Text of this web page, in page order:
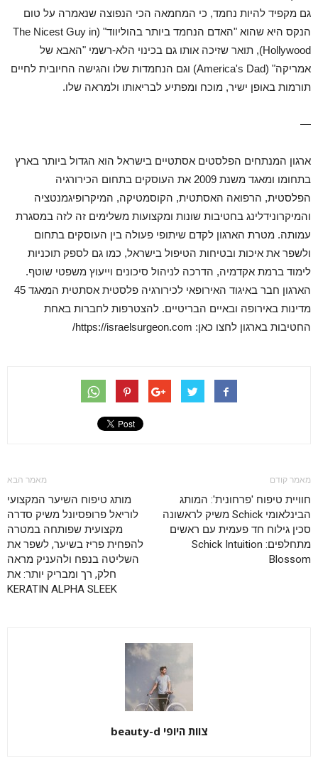
גם מקפיד להיות נחמד, כי המחמאה הכי הנפוצה שנאמרה על טום
הנקס היא שהוא "האדם הנחמד ביותר בהוליווד" (The Nicest Guy in
Hollywood), תואר שזיכה אותו גם בכינוי הלא-רשמי "האבא של
אמריקה" (America's Dad) וגם הנחמדות שלו והגישה החיובית לחיים
תורמות באופן ישיר, מוכח ומפתיע לבריאותו ולמראה שלו.
—
ארגון המנתחים הפלסטים אסתטיים בישראל הוא הגדול ביותר בארץ
בתחומו ומאגד משנת 2009 את העוסקים בתחום הכירורגיה
הפלסטית, הרפואה האסתטית, הקוסמטיקה, המיקרופיגמנטציה
והמיקרונידלינג בחטיבות שונות ומקצועות משלימים זה לזה במסגרת
עמותה. מטרת הארגון לקדם שיתופי פעולה בין העוסקים בתחום
ולשפר את איכות ובטיחות הטיפול בישראל, כמו גם לספק תוכניות
לימוד ברמת אקדמיה, הדרכה לניהול סיכונים וייעוץ משפטי שוטף.
הארגון חבר באיגוד האירופאי לכירורגיה פלסטית אסתטית המאגד 45
מדינות באירופה ובאיים הבריטיים. להצטרפות לחברות באחת
החטיבות בארגון לחצו כאן: https://israelsurgeon.com/
מאמר קודם
חוויית טיפוח 'פרחונית': המותג
הבינלאומי Schick משיק לראשונה
סכין גילוח חד פעמית עם ראשים
מתחלפים: Schick Intuition
Blossom
מאמר הבא
מותג טיפוח השיער המקצועי
לוריאל פרופסיונל משיק סדרה
מקצועית שפותחה במטרה
להפחית פריז בשיער, לשפר את
השליטה בנפח ולהעניק מראה
חלק, רך ומבריק יותר: את
KERATIN ALPHA SLEEK
צוות היופי beauty-d